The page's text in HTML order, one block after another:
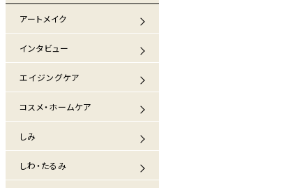
アートメイク
インタビュー
エイジングケア
コスメ・ホームケア
しみ
しわ・たるみ